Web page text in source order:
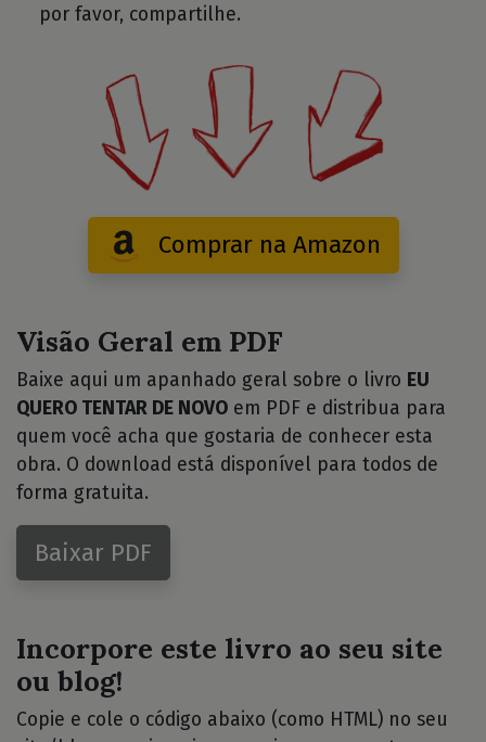
por favor, compartilhe.
Comprar na Amazon
Visão Geral em PDF
Baixe aqui um apanhado geral sobre o livro EU
QUERO TENTAR DE NOVO em PDF e distribua para
quem você acha que gostaria de conhecer esta
obra. O download está disponível para todos de
forma gratuita.
Baixar PDF
Incorpore este livro ao seu site
ou blog!
Copie e cole o código abaixo (como HTML) no seu